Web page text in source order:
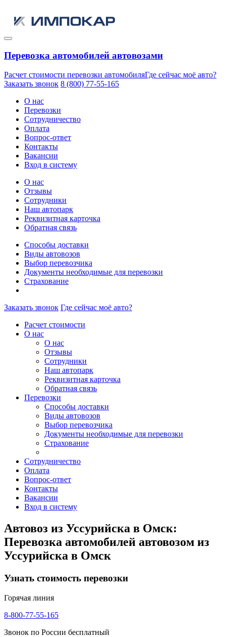
Перевозка автомобилей автовозами
Расчет стоимости перевозки автомобиляГде сейчас моё авто?
Заказать звонок 8 (800) 77-55-165
О нас
Перевозки
Сотрудничество
Оплата
Вопрос-ответ
Контакты
Вакансии
Вход в систему
О нас
Отзывы
Сотрудники
Наш автопарк
Реквизитная карточка
Обратная связь
Способы доставки
Виды автовозов
Выбор перевозчика
Документы необходимые для перевозки
Страхование
Заказать звонок Где сейчас моё авто?
Расчет стоимости
О нас
О нас
Отзывы
Сотрудники
Наш автопарк
Реквизитная карточка
Обратная связь
Перевозки
Способы доставки
Виды автовозов
Выбор перевозчика
Документы необходимые для перевозки
Страхование
Сотрудничество
Оплата
Вопрос-ответ
Контакты
Вакансии
Вход в систему
Автовоз из Уссурийска в Омск:
Перевозка автомобилей автовозом из
Уссурийска в Омск
Узнать стоимость перевозки
Горячая линия
8-800-77-55-165
Звонок по России бесплатный